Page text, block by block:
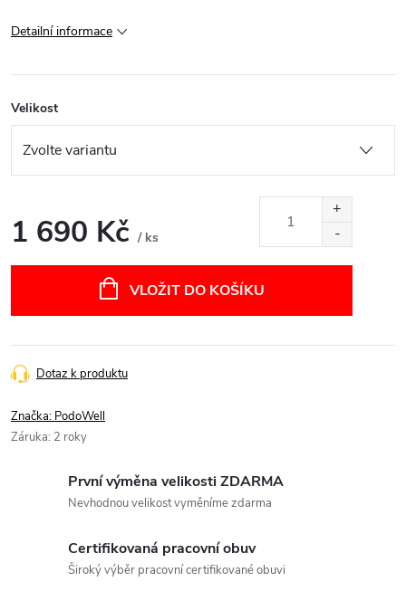
Detailní informace
Velikost
1 690 Kč / ks
VLOŽIT DO KOŠÍKU
Dotaz k produktu
Značka: PodoWell
Záruka: 2 roky
První výměna velikosti ZDARMA
Nevhodnou velikost vyměníme zdarma
Certifikovaná pracovní obuv
Široký výběr pracovní certifikované obuvi